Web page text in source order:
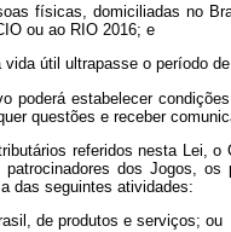
físicas, domiciliadas no
ou ao RIO 2016; e
útil ultrapasse o período
poderá estabelecer
questões e receber
referidos nesta Lei, o
dos Jogos, os
das seguintes atividades:
de produtos e serviços; ou